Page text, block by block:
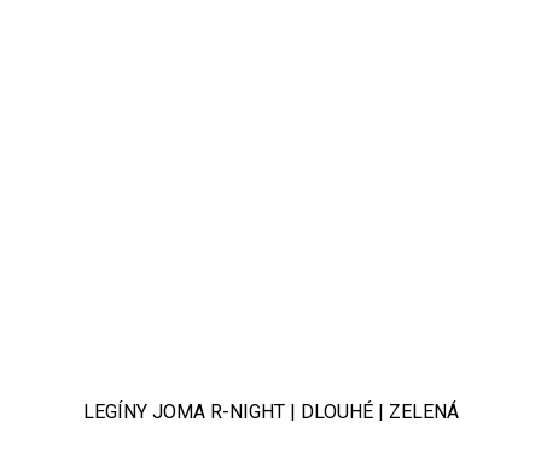
LEGÍNY JOMA R-NIGHT | DLOUHÉ | ZELENÁ